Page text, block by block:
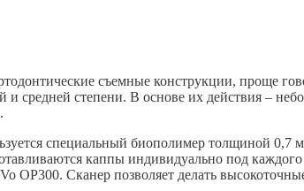
съемные конструкции, проще
средней степени. В основе их действия –
специальный биополимер толщиной 0,7
каппы индивидуально под
OP300. Сканер позволяет делать